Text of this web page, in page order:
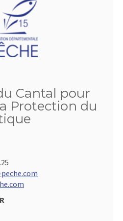
Cantal pour
Protection du